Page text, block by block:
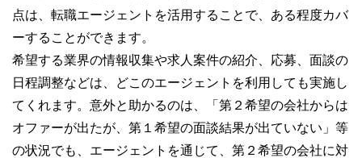
点は、転職エージェントを活用することで、ある程度カバ
ーすることができます。
希望する業界の情報収集や求人案件の紹介、応募、面談の
日程調整などは、どこのエージェントを利用しても実施し
てくれます。意外と助かるのは、「第２希望の会社からは
オファーが出たが、第１希望の面談結果が出ていない」等
の状況でも、エージェントを通じて、第２希望の会社に対